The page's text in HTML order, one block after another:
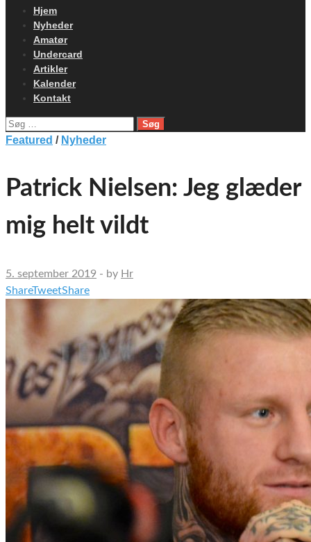
Hjem
Nyheder
Amatør
Undercard
Artikler
Kalender
Kontakt
Søg
efter:
Featured / Nyheder
Patrick Nielsen: Jeg glæder
mig helt vildt
5. september 2019 - by Hr
ShareTweetShare